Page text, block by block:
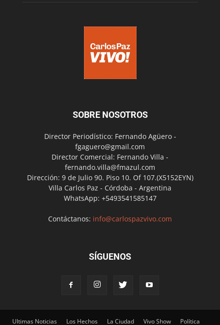
SOBRE NOSOTROS
Director Periodístico: Fernando Agüero -
fgaguero@gmail.com
Director Comercial: Fernando Villa -
fernando.villa@fmazul.com
Dirección: 9 de Julio 90. Piso 10. Of 107.(X5152EYN)
Villa Carlos Paz - Córdoba - Argentina
WhatsApp: +5493541585147
Contáctanos: info@carlospazvivo.com
SÍGUENOS
Ultimas Noticias Los Hechos La Ciudad Vivo Show Política